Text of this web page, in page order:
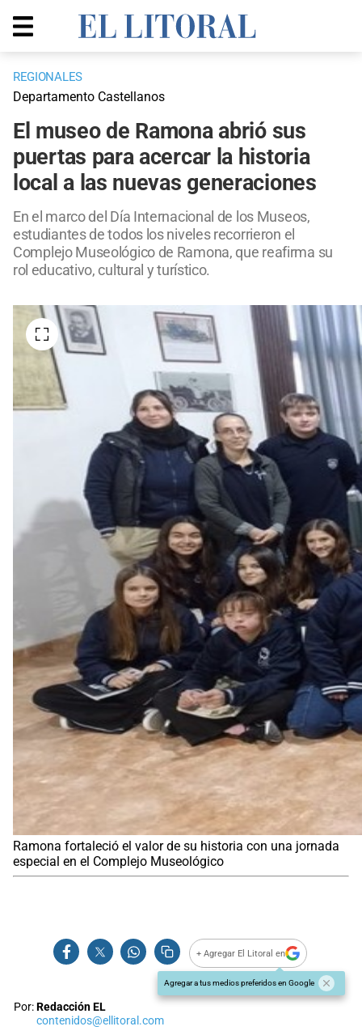
REGIONALES
Departamento Castellanos
El museo de Ramona abrió sus
puertas para acercar la historia
local a las nuevas generaciones
En el marco del Día Internacional de los Museos,
estudiantes de todos los niveles recorrieron el
Complejo Museológico de Ramona, que reafirma su
rol educativo, cultural y turístico.
Ramona fortaleció el valor de su historia con una jornada
especial en el Complejo Museológico
+ Agregar El Litoral en
Agregar a tus medios preferidos en Google
Por:Redacción EL
contenidos@ellitoral.com